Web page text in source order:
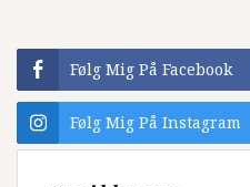
Følg Mig På Facebook
Følg Mig På Instagram